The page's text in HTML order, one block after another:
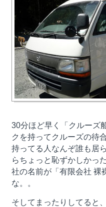
30分ほど早く「クルーズ
クを持ってクルーズの待
持ってる人なんぞ誰も居
らちょっと恥ずかしかっ
社の名前が「有限会社 裸
な。。
そしてまったりしてると